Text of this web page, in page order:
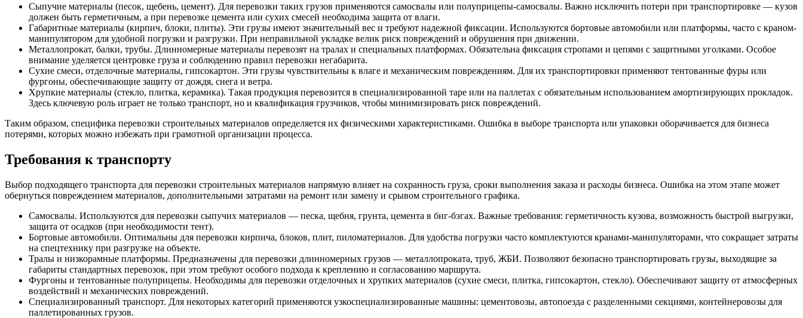
Сыпучие материалы (песок, щебень, цемент). Для перевозки таких грузов применяются самосвалы или полуприцепы-самосвалы. Важно исключить потери при транспортировке — кузов
должен быть герметичным, а при перевозке цемента или сухих смесей необходима защита от влаги.
Габаритные материалы (кирпич, блоки, плиты). Эти грузы имеют значительный вес и требуют надежной фиксации. Используются бортовые автомобили или платформы, часто с краном-
манипулятором для удобной погрузки и разгрузки. При неправильной укладке велик риск повреждений и обрушения при движении.
Металлопрокат, балки, трубы. Длинномерные материалы перевозят на тралах и специальных платформах. Обязательна фиксация стропами и цепями с защитными уголками. Особое
внимание уделяется центровке груза и соблюдению правил перевозки негабарита.
Сухие смеси, отделочные материалы, гипсокартон. Эти грузы чувствительны к влаге и механическим повреждениям. Для их транспортировки применяют тентованные фуры или
фургоны, обеспечивающие защиту от дождя, снега и ветра.
Хрупкие материалы (стекло, плитка, керамика). Такая продукция перевозится в специализированной таре или на паллетах с обязательным использованием амортизирующих прокладок.
Здесь ключевую роль играет не только транспорт, но и квалификация грузчиков, чтобы минимизировать риск повреждений.
Таким образом, специфика перевозки строительных материалов определяется их физическими характеристиками. Ошибка в выборе транспорта или упаковки оборачивается для бизнеса
потерями, которых можно избежать при грамотной организации процесса.
Требования к транспорту
Выбор подходящего транспорта для перевозки строительных материалов напрямую влияет на сохранность груза, сроки выполнения заказа и расходы бизнеса. Ошибка на этом этапе может
обернуться повреждением материалов, дополнительными затратами на ремонт или замену и срывом строительного графика.
Самосвалы. Используются для перевозки сыпучих материалов — песка, щебня, грунта, цемента в биг-бэгах. Важные требования: герметичность кузова, возможность быстрой выгрузки,
защита от осадков (при необходимости тент).
Бортовые автомобили. Оптимальны для перевозки кирпича, блоков, плит, пиломатериалов. Для удобства погрузки часто комплектуются кранами-манипуляторами, что сокращает затраты
на спецтехнику при разгрузке на объекте.
Тралы и низкорамные платформы. Предназначены для перевозки длинномерных грузов — металлопроката, труб, ЖБИ. Позволяют безопасно транспортировать грузы, выходящие за
габариты стандартных перевозок, при этом требуют особого подхода к креплению и согласованию маршрута.
Фургоны и тентованные полуприцепы. Необходимы для перевозки отделочных и хрупких материалов (сухие смеси, плитка, гипсокартон, стекло). Обеспечивают защиту от атмосферных
воздействий и механических повреждений.
Специализированный транспорт. Для некоторых категорий применяются узкоспециализированные машины: цементовозы, автопоезда с разделенными секциями, контейнеровозы для
паллетированных грузов.